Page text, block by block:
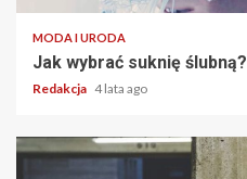
MODA I URODA
Jak wybrać suknię ślubną?
Redakcja 4 lata ago